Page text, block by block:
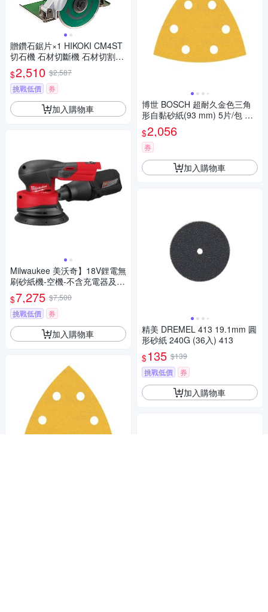
贈鑽石鋸片×1 HIKOKI CM4ST
切石機 石材切斷機 石材切割機
HITACHI更名HIKOKI
$2,510 $2,587
挑戰低價
券
加入購物車
Milwaukee 美沃奇】18V鋰電無
刷砂紙機-空機-不含充電器及電
池(M18FROS125-0)
$7,275 $7,500
挑戰低價
券
加入購物車
博世 BOSCH 超耐久金色三角
形自黏砂紙(93 mm) 5片/包 G1
20
$2,056
券
加入購物車
精美 DREMEL 413 19.1mm 圓
形砂紙 240G (36入) 413
$135 $139
挑戰低價
券
加入購物車